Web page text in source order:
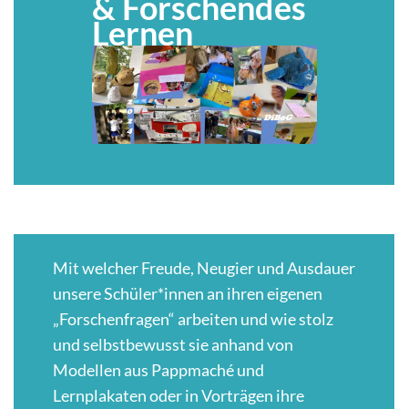
Lernen
Mit welcher Freude, Neugier und Ausdauer
unsere Schüler*innen an ihren eigenen
„Forschenfragen“ arbeiten und wie stolz
und selbstbewusst sie anhand von
Modellen aus Pappmaché und
Lernplakaten oder in Vorträgen ihre